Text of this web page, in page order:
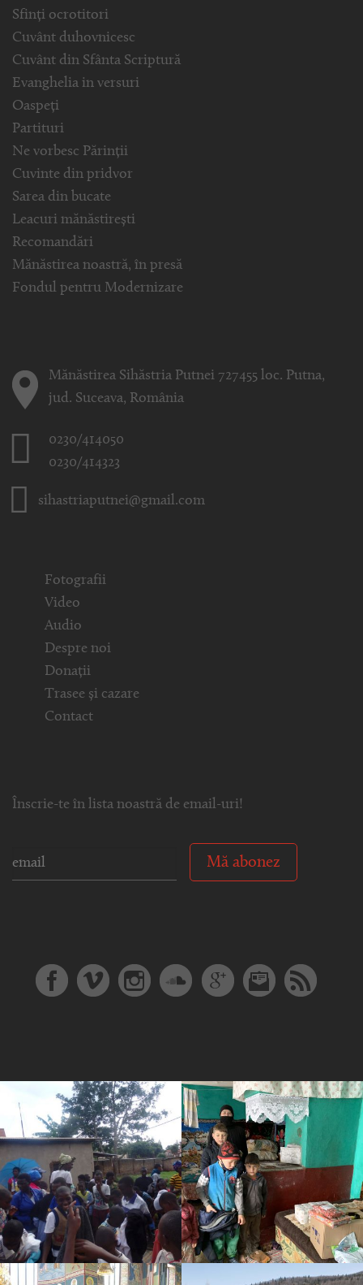
Sfinți ocrotitori
Cuvânt duhovnicesc
Cuvânt din Sfânta Scriptură
Evanghelia in versuri
Oaspeți
Partituri
Ne vorbesc Părinții
Cuvinte din pridvor
Sarea din bucate
Leacuri mănăstirești
Recomandări
Mănăstirea noastră, în presă
Fondul pentru Modernizare
Mănăstirea Sihăstria Putnei 727455 loc. Putna,
jud. Suceava, România
0230/414050
0230/414323
sihastriaputnei@gmail.com
Fotografii
Video
Audio
Despre noi
Donații
Trasee și cazare
Contact
Înscrie-te în lista noastră de email-uri!
Mă abonez